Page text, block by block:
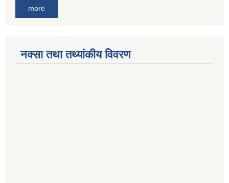
more
नक्सा तथा तथ्यांकीय विवरण